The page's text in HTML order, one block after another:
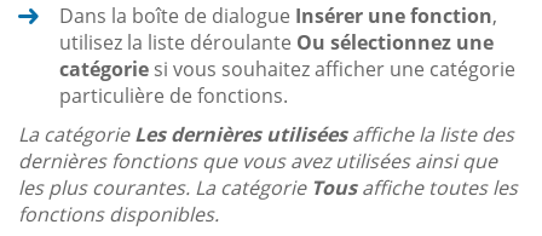
Dans la boîte de dialogue Insérer une fonction,
utilisez la liste déroulante Ou sélectionnez une
catégorie si vous souhaitez afficher une catégorie
particulière de fonctions.
La catégorieLes dernières utiliséesaffiche la liste des
dernières fonctions que vous avez utilisées ainsi que
les plus courantes. La catégorie Tousaffiche toutes les
fonctions disponibles.